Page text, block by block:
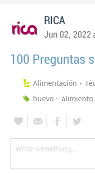
RICA
Jun 02, 2022
100 Preguntas
Alimentación
huevo
alimiento